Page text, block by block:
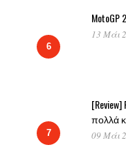
6
MotoGP
13 Μάι
7
πολλά
09 Μάι